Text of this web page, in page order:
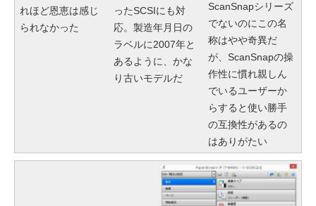
れほど恩恵は感じ
られなかった
ったSCSIにも対
応。製造年月日の
ラベルに2007年と
あるように、かな
り古いモデルだ
ScanSnapシリーズ
でないのにこの名
称はやや奇異だ
が、ScanSnapの操
作性に慣れ親しん
でいるユーザーか
らすると使い勝手
の互換性があるの
はありがたい